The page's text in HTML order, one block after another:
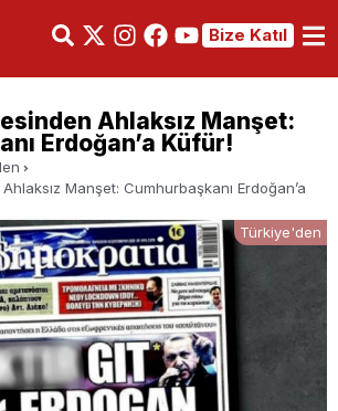
Bize Katıl
Ahlaksız Manşet:
Erdoğan’a Küfür!
Manşet: Cumhurbaşkanı Erdoğan’a
Türkiye'den